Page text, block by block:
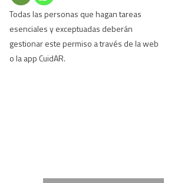
Todas las personas que hagan tareas
esenciales y exceptuadas deberán
gestionar este permiso a través de la web
o la app CuidAR.